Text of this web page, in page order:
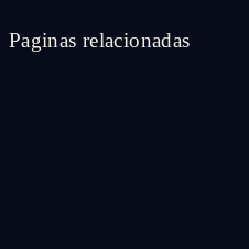
Paginas relacionadas